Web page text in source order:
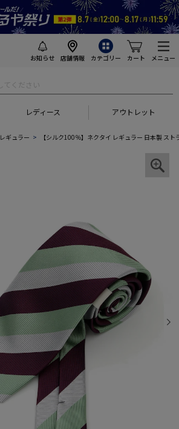
お知らせ 店舗情報 カテゴリー カート メニュー
レディース アウトレット
レギュラー 【シルク100％】ネクタイ レギュラー 日本製 ス